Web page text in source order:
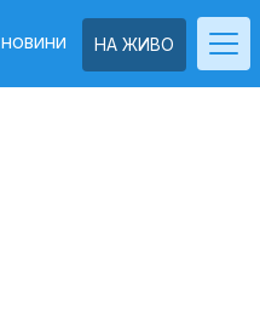
НА ЖИВО